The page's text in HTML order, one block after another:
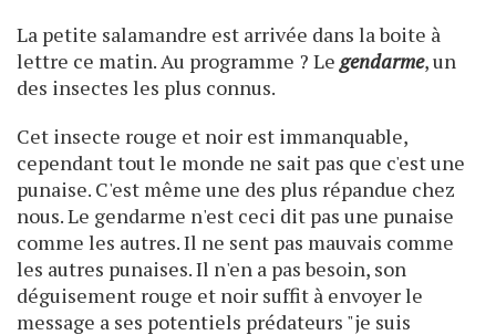
La petite salamandre est arrivée dans la boite à
lettre ce matin. Au programme ? Le gendarme, un
des insectes les plus connus.
Cet insecte rouge et noir est immanquable,
cependant tout le monde ne sait pas que c'est une
punaise. C'est même une des plus répandue chez
nous. Le gendarme n'est ceci dit pas une punaise
comme les autres. Il ne sent pas mauvais comme
les autres punaises. Il n'en a pas besoin, son
déguisement rouge et noir suffit à envoyer le
message a ses potentiels prédateurs "je suis